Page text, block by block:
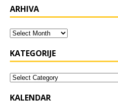
ARHIVA
KATEGORIJE
KALENDAR